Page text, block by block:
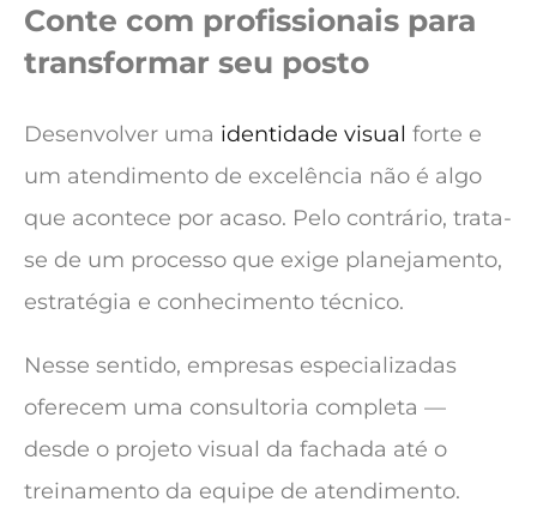
Conte com profissionais para
transformar seu posto
Desenvolver uma identidade visual forte e
um atendimento de excelência não é algo
que acontece por acaso. Pelo contrário, trata-
se de um processo que exige planejamento,
estratégia e conhecimento técnico.
Nesse sentido, empresas especializadas
oferecem uma consultoria completa —
desde o projeto visual da fachada até o
treinamento da equipe de atendimento.